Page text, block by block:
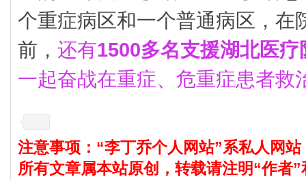
个重症病区和一个普通病区，在
前， 还有1500多名支援湖北医疗
一起奋战在重症、危重症患者救
注意事项：“李丁乔个人网站”系私人网
所有文章属本站原创，转载请注明“作者